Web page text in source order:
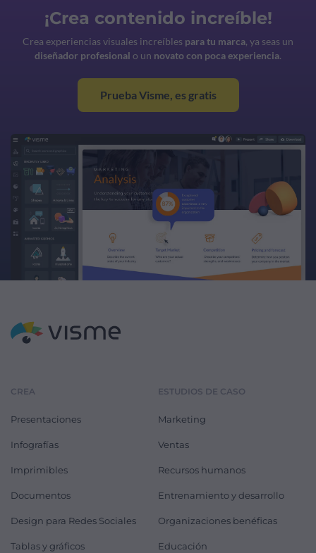
¡Crea contenido increíble!
Crea experiencias visuales increíbles para tu marca, ya seas un
diseñador profesional o un novato con poca experiencia.
Prueba Visme, es gratis
CREA
Presentaciones
Infografías
Imprimibles
Documentos
Design para Redes Sociales
Tablas y gráficos
ESTUDIOS DE CASO
Marketing
Ventas
Recursos humanos
Entrenamiento y desarrollo
Organizaciones benéficas
Educación